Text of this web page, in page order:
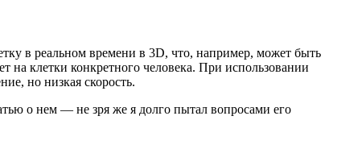
в реальном времени в 3D, что, например, может быть
на клетки конкретного человека. При использовании
но низкая скорость.
о нем — не зря же я долго пытал вопросами его